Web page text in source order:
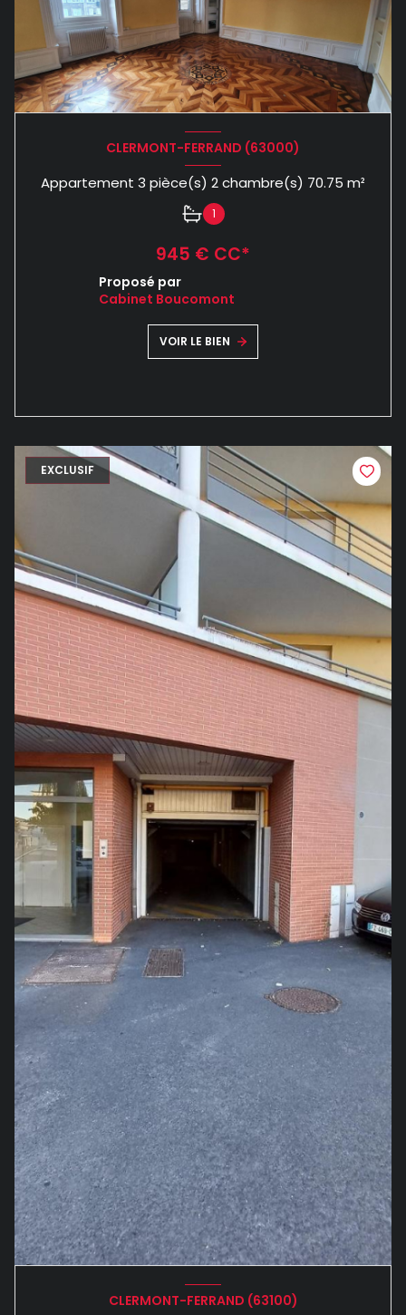
CLERMONT-FERRAND (63000)
Appartement 3 pièce(s) 2 chambre(s) 70.75 m²
1
945 € CC*
Proposé par
Cabinet Boucomont
VOIR LE BIEN
EXCLUSIF
CLERMONT-FERRAND (63100)